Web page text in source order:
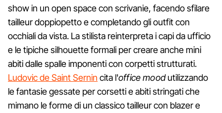
show in un open space con scrivanie, facendo sfilare
tailleur doppiopetto e completando gli outfit con
occhiali da vista. La stilista reinterpreta i capi da ufficio
e le tipiche silhouette formali per creare anche mini
abiti dalle spalle imponenti con corpetti strutturati.
Ludovic de Saint Sernin cita l'office moodutilizzando
le fantasie gessate per corsetti e abiti stringati che
mimano le forme di un classico tailleur con blazer e